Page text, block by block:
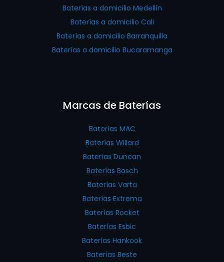
Baterías a domicilio Medellín
Baterías a domicilio Cali
Baterías a domicilio Barranquilla
Baterías a domicilio Bucaramanga
Marcas de Baterías
Baterías MAC
Baterías Willard
Baterías Duncan
Baterías Bosch
Baterías Varta
Baterías Extrema
Baterías Rocket
Baterías Esbic
Baterías Hankook
Baterías Beste